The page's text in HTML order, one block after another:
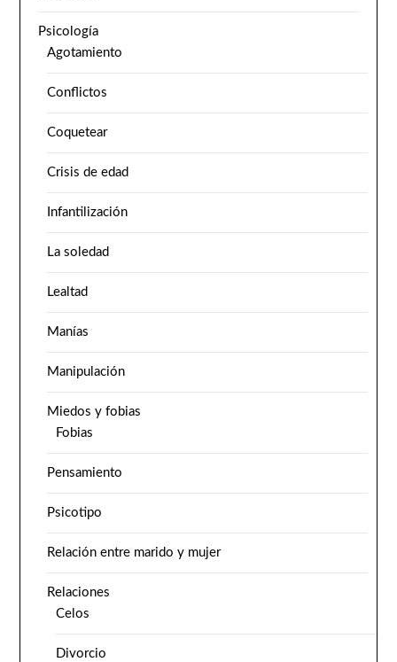
Psicología
Agotamiento
Conflictos
Coquetear
Crisis de edad
Infantilización
La soledad
Lealtad
Manías
Manipulación
Miedos y fobias
Fobias
Pensamiento
Psicotipo
Relación entre marido y mujer
Relaciones
Celos
Divorcio